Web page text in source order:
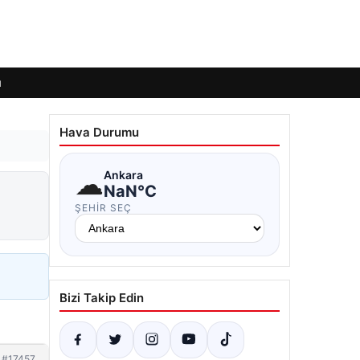
Hava Durumu
☁Ankara
NaN°C
ŞEHIR SEÇ
Bizi Takip Edin